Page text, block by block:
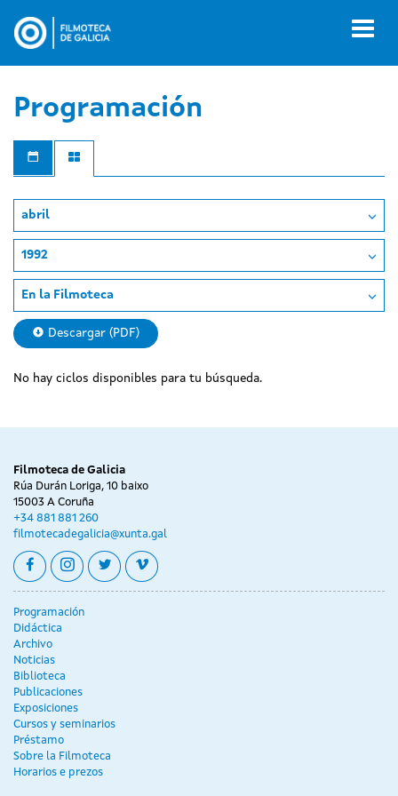
contenido
Programación
abril
1992
En la Filmoteca
Descargar (PDF)
No hay ciclos disponibles para tu búsqueda.
Filmoteca de Galicia
Rúa Durán Loriga, 10 baixo
15003 A Coruña
+34 881 881 260
filmotecadegalicia@xunta.gal
facebookinstagram
twittervimeo
Programación
Didáctica
Archivo
Noticias
Biblioteca
Publicaciones
Exposiciones
Cursos y seminarios
Préstamo
Sobre la Filmoteca
Horarios e prezos